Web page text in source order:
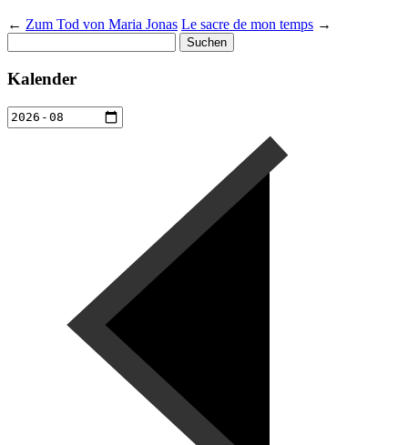
← Zum Tod von Maria Jonas Le sacre de mon temps →
nach:
Kalender